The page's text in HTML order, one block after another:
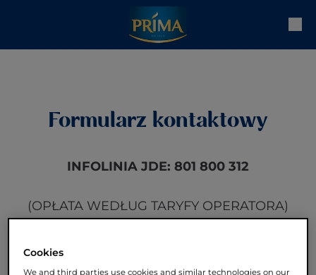
Formularz kontaktowy
INFOLINIA JDE: 801 800 312
(OPŁATA WEDŁUG TARYFY OPERATORA)
zadzwoń od poniedziałku do piątku w
godzinach od 10:00 do 14:00. Chętnie
Cookies
We and third parties use cookies and similar technologies on our